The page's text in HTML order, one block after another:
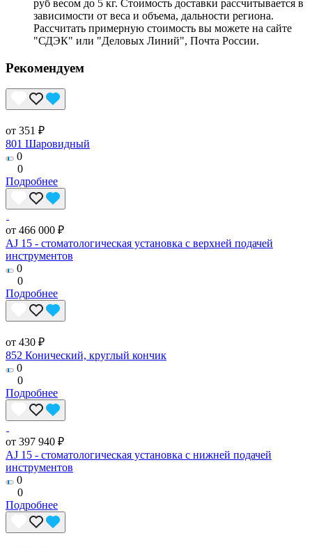
руб весом до 5 кг. Стоимость доставки рассчитывается в
зависимости от веса и объема, дальности региона.
Рассчитать примерную стоимость вы можете на сайте
"СДЭК" или "Деловых Линий", Почта России.
Рекомендуем
от 351 ₽
801 Шаровидный
0
0
Подробнее
от 466 000 ₽
AJ 15 - стоматологическая установка с верхней подачей
инструментов
0
0
Подробнее
от 430 ₽
852 Конический, круглый кончик
0
0
Подробнее
от 397 940 ₽
AJ 15 - стоматологическая установка с нижней подачей
инструментов
0
0
Подробнее